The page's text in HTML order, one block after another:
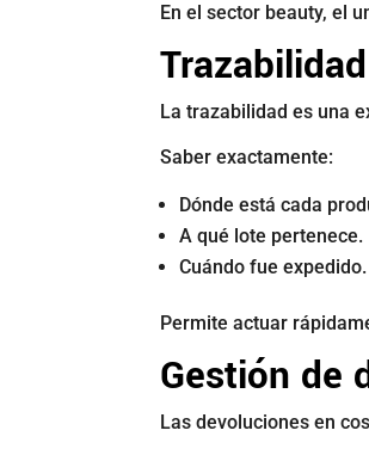
En el sector beauty, el
La trazabilidad es una
Saber exactamente:
Dónde está cada
A qué lote pertenece.
Cuándo fue expedido.
Permite actuar
Gestión de
Las devoluciones en